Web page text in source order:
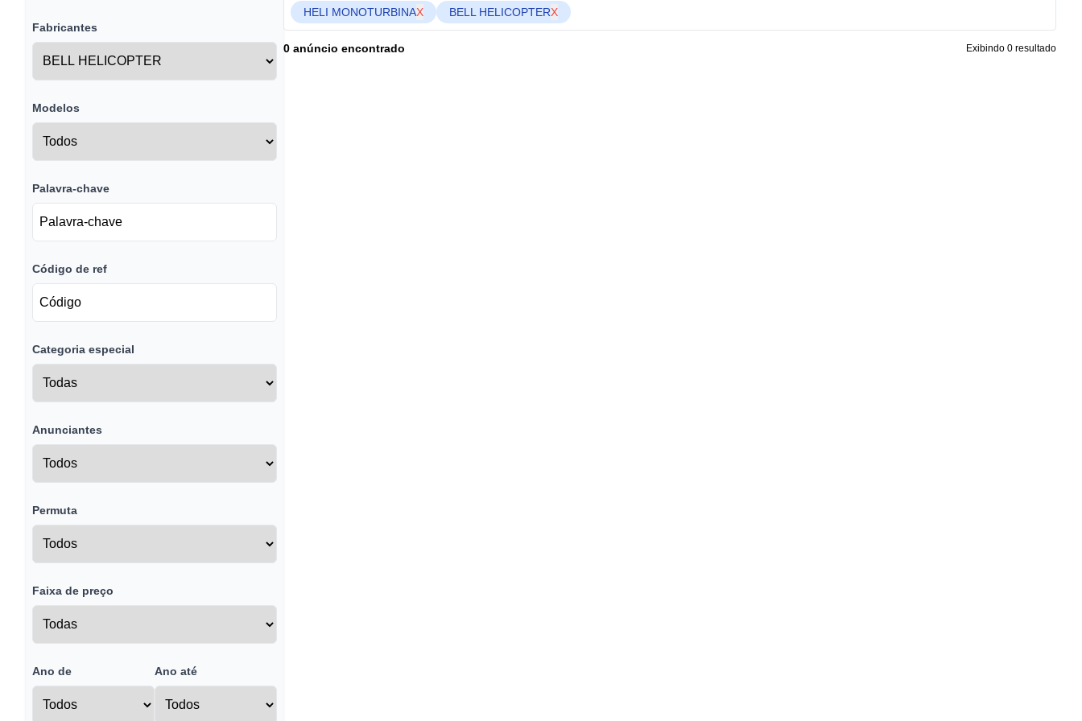
Fabricantes
Modelos
Palavra-chave
Código de ref
Categoria especial
Anunciantes
Permuta
Faixa de preço
Ano de Ano até
HELI MONOTURBINAX BELL HELICOPTERX
0 anúncio encontrado Exibindo 0 resultado